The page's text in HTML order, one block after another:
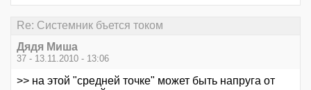
Re: Системник бъется током
Дядя Миша
37 - 13.11.2010 - 13:06
>> на этой "средней точке" может быть напруга от